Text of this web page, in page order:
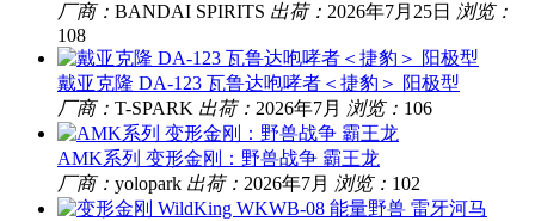
厂商： BANDAI SPIRITS 出荷： 2026年7月25日 浏览：
108
戴亚克隆 DA-123 瓦鲁达咆哮者＜捷豹＞ 阳极型
厂商： T-SPARK 出荷： 2026年7月 浏览： 106
AMK系列 变形金刚：野兽战争 霸王龙
厂商： yolopark 出荷： 2026年7月 浏览： 102